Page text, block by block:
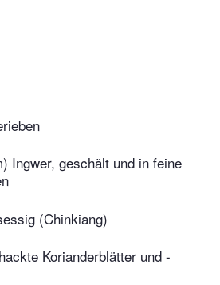
Ingwer, geschält und in feine
(Chinkiang)
Korianderblätter und -